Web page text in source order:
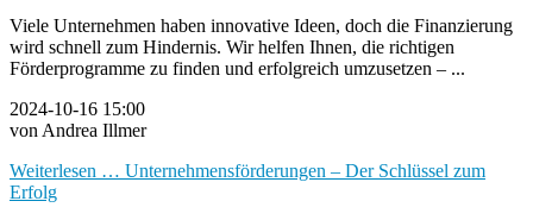
Viele Unternehmen haben innovative Ideen, doch die Finanzierung
wird schnell zum Hindernis. Wir helfen Ihnen, die richtigen
Förderprogramme zu finden und erfolgreich umzusetzen – ...
2024-10-16 15:00
von Andrea Illmer
Weiterlesen … Unternehmensförderungen – Der Schlüssel zum
Erfolg